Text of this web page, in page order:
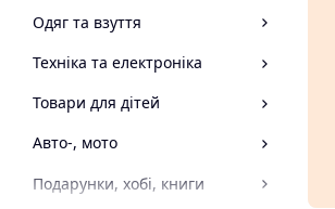
Одяг та взуття
Техніка та електроніка
Товари для дітей
Авто-, мото
Подарунки, хобі, книги